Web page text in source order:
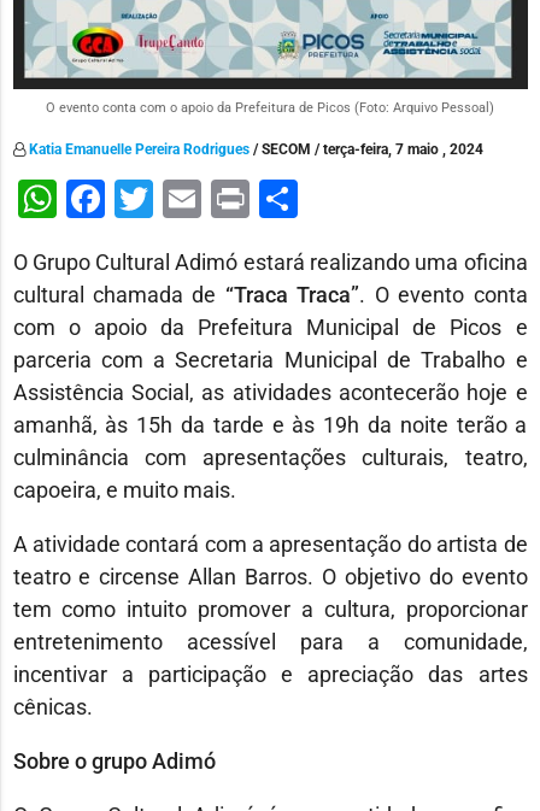
O evento conta com o apoio da Prefeitura de Picos (Foto: Arquivo Pessoal)
Katia Emanuelle Pereira Rodrigues/ SECOM / terça-feira, 7 maio , 2024
WhatsApp
Facebook
Twitter
Email
PrintShare
O Grupo Cultural Adimó estará realizando uma oficina
cultural chamada de “Traca Traca”. O evento conta
com o apoio da Prefeitura Municipal de Picos e
parceria com a Secretaria Municipal de Trabalho e
Assistência Social, as atividades acontecerão hoje e
amanhã, às 15h da tarde e às 19h da noite terão a
culminância com apresentações culturais, teatro,
capoeira, e muito mais.
A atividade contará com a apresentação do artista de
teatro e circense Allan Barros. O objetivo do evento
tem como intuito promover a cultura, proporcionar
entretenimento acessível para a comunidade,
incentivar a participação e apreciação das artes
cênicas.
Sobre o grupo Adimó